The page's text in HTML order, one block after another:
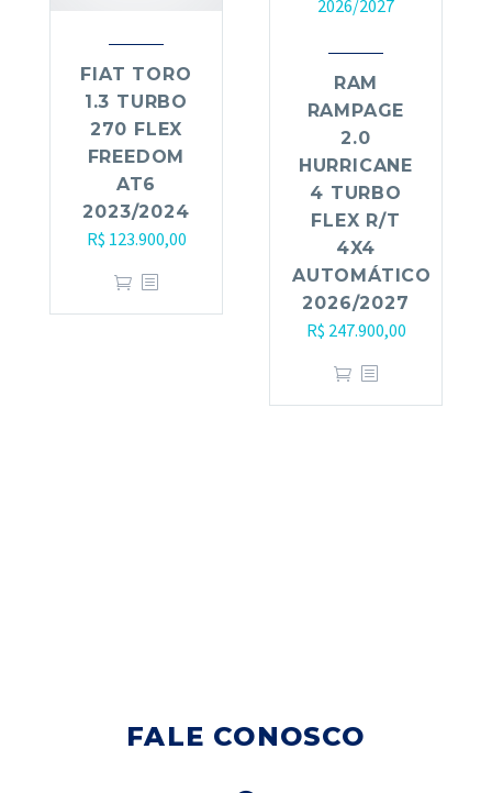
FIAT TORO
1.3 TURBO
270 FLEX
FREEDOM
AT6
2023/2024
R$ 123.900,00
RAM
RAMPAGE
2.0
HURRICANE
4 TURBO
FLEX R/T
4X4
AUTOMÁTICO
2026/2027
R$ 247.900,00
FALE CONOSCO